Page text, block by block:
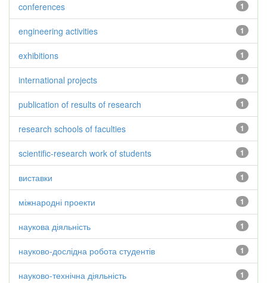
1
conferences
1
engineering activities
1
exhibitions
1
international projects
1
publication of results of research
1
research schools of faculties
1
scientific-research work of students
1
виставки
1
міжнародні проекти
1
наукова діяльність
1
науково-дослідна робота студентів
1
науково-технічна діяльність